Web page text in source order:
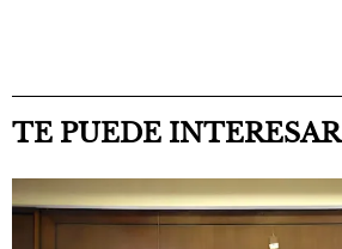
TE PUEDE INTERESAR